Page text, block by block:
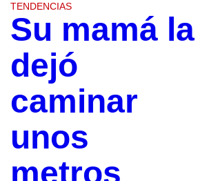
TENDENCIAS
Su mamá la
dejó
caminar
unos
metros